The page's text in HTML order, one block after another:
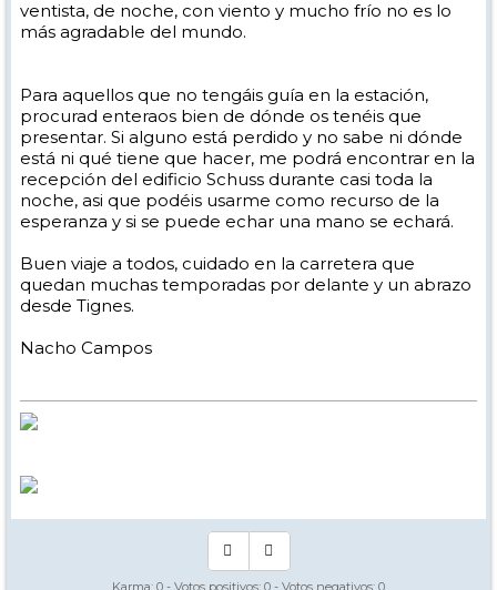
ventista, de noche, con viento y mucho frío no es lo
más agradable del mundo.
Para aquellos que no tengáis guía en la estación,
procurad enteraos bien de dónde os tenéis que
presentar. Si alguno está perdido y no sabe ni dónde
está ni qué tiene que hacer, me podrá encontrar en la
recepción del edificio Schuss durante casi toda la
noche, asi que podéis usarme como recurso de la
esperanza y si se puede echar una mano se echará.
Buen viaje a todos, cuidado en la carretera que
quedan muchas temporadas por delante y un abrazo
desde Tignes.
Nacho Campos
Karma: 0 - Votos positivos: 0 - Votos negativos: 0